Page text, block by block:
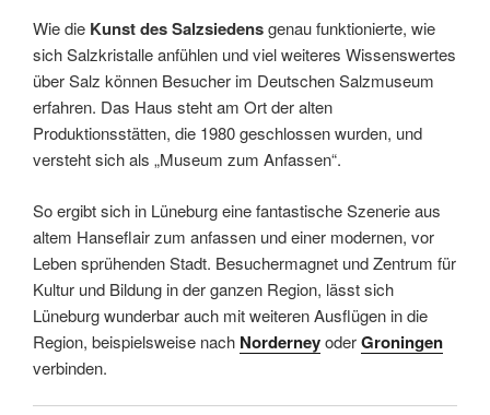
Wie die Kunst des Salzsiedensgenau funktionierte, wie
sich Salzkristalle anfühlen und viel weiteres Wissenswertes
über Salz können Besucher im Deutschen Salzmuseum
erfahren. Das Haus steht am Ort der alten
Produktionsstätten, die 1980 geschlossen wurden, und
versteht sich als „Museum zum Anfassen“.
So ergibt sich in Lüneburg eine fantastische Szenerie aus
altem Hanseflair zum anfassen und einer modernen, vor
Leben sprühenden Stadt. Besuchermagnet und Zentrum für
Kultur und Bildung in der ganzen Region, lässt sich
Lüneburg wunderbar auch mit weiteren Ausflügen in die
Region, beispielsweise nach NorderneyoderGroningen
verbinden.